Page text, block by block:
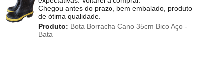
Chegou antes do prazo, bem embalado, produto
de ótima qualidade.
Produto: Bota Borracha Cano 35cm Bico Aço -
Bata